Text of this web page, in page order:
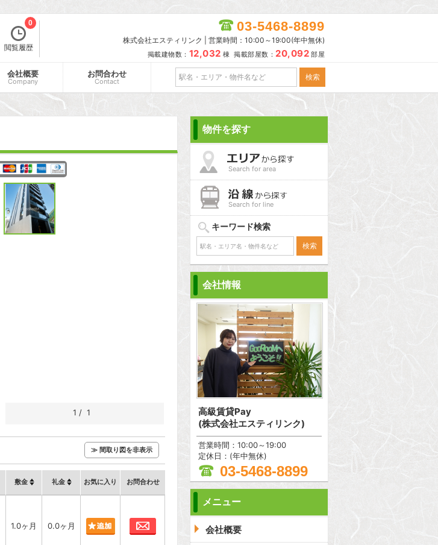
閲覧履歴
0 03-5468-8899
株式会社エスティリンク | 営業時間：10:00～19:00(年中無休)
掲載建物数： 12,032 棟 掲載部屋数： 20,092 部屋
会社概要
Company
お問合わせ
Contact
1 / 1
≫ 間取り図を非表示
敷金 礼金 お気に入り お問合わせ
1.0ヶ月 0.0ヶ月 お問合わせ
物件を探す
Search for area
Search for line
キーワード検索
会社情報
高級賃貸Pay
(株式会社エスティリンク)
営業時間：10:00～19:00
定休日：(年中無休)
03-5468-8899
メニュー
会社概要